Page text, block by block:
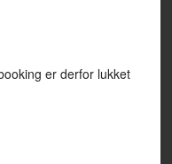
er derfor lukket